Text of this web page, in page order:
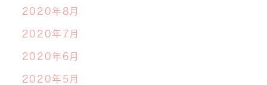
2020年8月
2020年7月
2020年6月
2020年5月